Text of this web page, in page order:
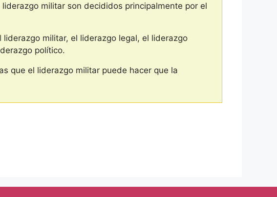
militar son decididos principalmente por el
militar, el liderazgo legal, el liderazgo
político.
que el liderazgo militar puede hacer que la